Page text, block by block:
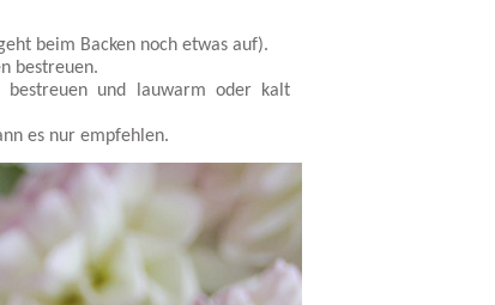
beim Backen noch etwas auf).
bestreuen.
bestreuen und lauwarm oder kalt
es nur empfehlen.